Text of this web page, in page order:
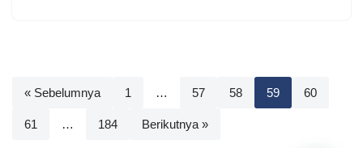
« Sebelumnya 1 … 57 58 59 60
61 … 184 Berikutnya »